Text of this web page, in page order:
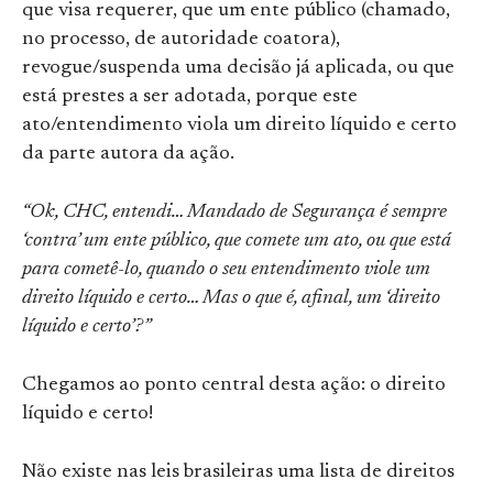
que visa requerer, que um ente público (chamado,
no processo, de autoridade coatora),
revogue/suspenda uma decisão já aplicada, ou que
está prestes a ser adotada, porque este
ato/entendimento viola um direito líquido e certo
da parte autora da ação.
“Ok, CHC, entendi… Mandado de Segurança é sempre
‘contra’ um ente público, que comete um ato, ou que está
para cometê-lo, quando o seu entendimento viole um
direito líquido e certo… Mas o que é, afinal, um ‘direito
líquido e certo’?”
Chegamos ao ponto central desta ação: o direito
líquido e certo!
Não existe nas leis brasileiras uma lista de direitos